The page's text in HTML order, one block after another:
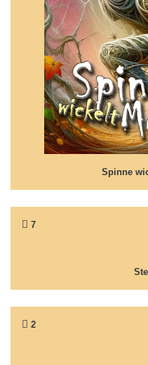
Spinne
Spinne
Wie man eine
7
Auf der Suche
2
Steinrot
So ist es...